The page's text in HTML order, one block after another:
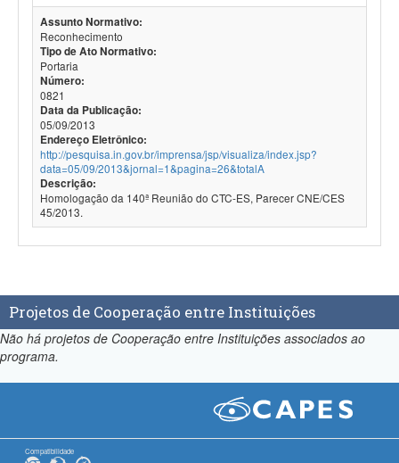
Assunto Normativo:
Reconhecimento
Tipo de Ato Normativo:
Portaria
Número:
0821
Data da Publicação:
05/09/2013
Endereço Eletrônico:
http://pesquisa.in.gov.br/imprensa/jsp/visualiza/index.jsp?
data=05/09/2013&jornal=1&pagina=26&totalA
Descrição:
Homologação da 140ª Reunião do CTC-ES, Parecer CNE/CES
45/2013.
Projetos de Cooperação entre Instituições
Não há projetos de Cooperação entre Instituições associados ao
programa.
Compatibilidade